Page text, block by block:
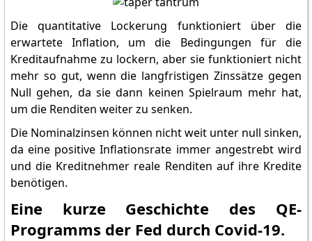
Die quantitative Lockerung funktioniert über die
erwartete Inflation, um die Bedingungen für die
Kreditaufnahme zu lockern, aber sie funktioniert nicht
mehr so gut, wenn die langfristigen Zinssätze gegen
Null gehen, da sie dann keinen Spielraum mehr hat,
um die Renditen weiter zu senken.
Die Nominalzinsen können nicht weit unter null sinken,
da eine positive Inflationsrate immer angestrebt wird
und die Kreditnehmer reale Renditen auf ihre Kredite
benötigen.
Eine kurze Geschichte des QE-
Programms der Fed durch Covid-19.